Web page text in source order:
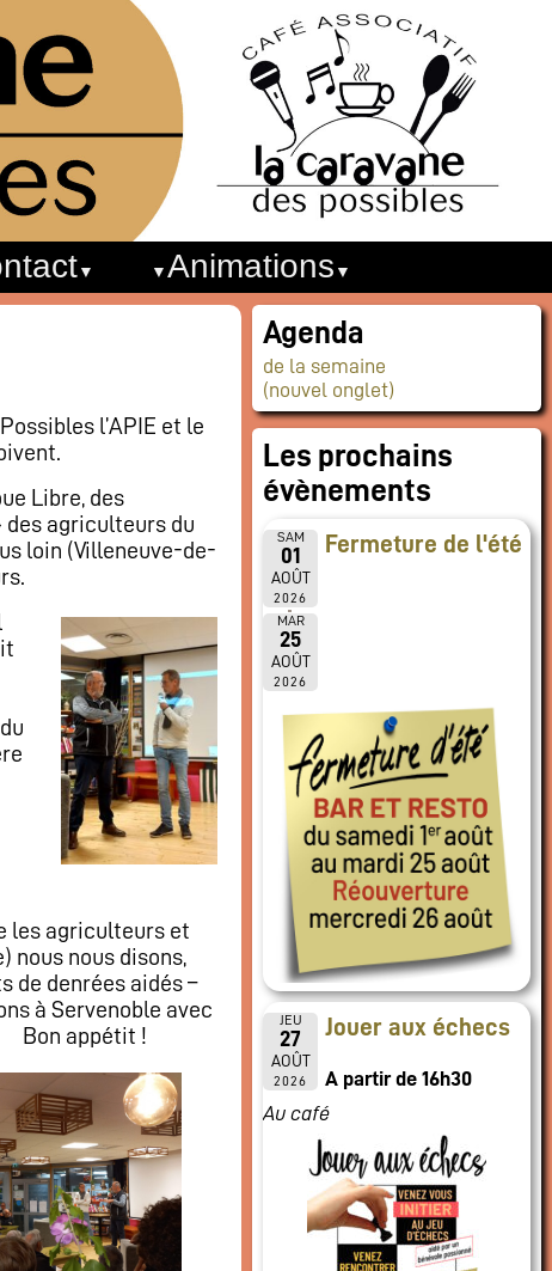
Animations
l’APIE et le
Libre, des
des agriculteurs du
loin (Villeneuve-de-
les agriculteurs et
nous nous disons,
de denrées aidés –
à Servenoble avec
Bon appétit !
Agenda
de la semaine
(nouvel onglet)
Les prochains
évènements
SAM
01
AOÛT
2026
MAR
25
AOÛT
2026
Fermeture de l'été
JEU
27
AOÛT
2026
Jouer aux échecs
A partir de 16h30
Au café